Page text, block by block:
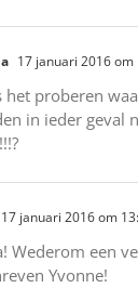
17 januari 2016 om
het proberen
in ieder geval
17 januari 2016 om
Wederom een
Yvonne!